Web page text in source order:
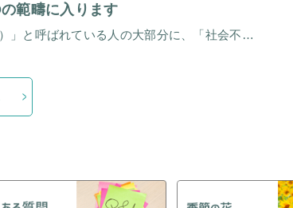
範疇に入ります
日本では以前から「対人恐怖症（対人緊張）」と呼ばれている人の大部分に、「社会不安障害」の診断がつきます。社会不安障害は、社会恐怖とも社交恐怖ともよばれています。（米国精神医学会による）